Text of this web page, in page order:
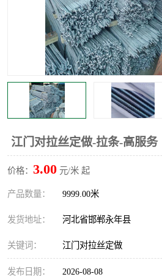
江门对拉丝定做-拉条-高服务
价格： 3.00 元/米 起
产品数量： 9999.00米
发货地址： 河北省邯郸永年县
关键词： 江门对拉丝定做
发布日期： 2026-08-08